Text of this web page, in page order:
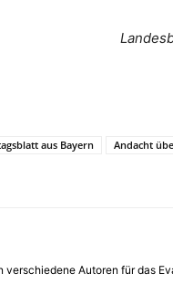
aus Bayern
Andacht
verschiedene Autoren für das